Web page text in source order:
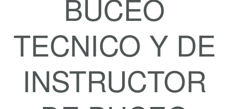
BUCEO
TECNICO Y DE
INSTRUCTOR